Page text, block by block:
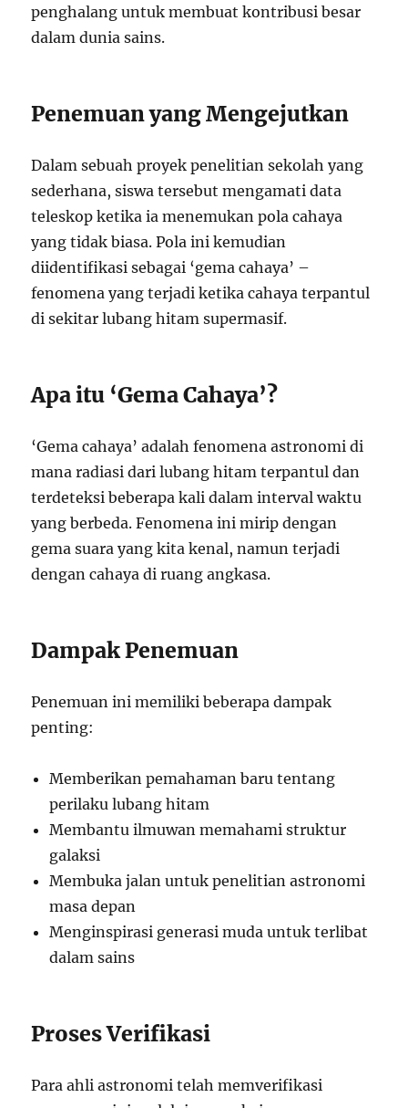
penghalang untuk membuat kontribusi besar
dalam dunia sains.
Penemuan yang Mengejutkan
Dalam sebuah proyek penelitian sekolah yang
sederhana, siswa tersebut mengamati data
teleskop ketika ia menemukan pola cahaya
yang tidak biasa. Pola ini kemudian
diidentifikasi sebagai ‘gema cahaya’ –
fenomena yang terjadi ketika cahaya terpantul
di sekitar lubang hitam supermasif.
Apa itu ‘Gema Cahaya’?
‘Gema cahaya’ adalah fenomena astronomi di
mana radiasi dari lubang hitam terpantul dan
terdeteksi beberapa kali dalam interval waktu
yang berbeda. Fenomena ini mirip dengan
gema suara yang kita kenal, namun terjadi
dengan cahaya di ruang angkasa.
Dampak Penemuan
Penemuan ini memiliki beberapa dampak
penting:
Memberikan pemahaman baru tentang
perilaku lubang hitam
Membantu ilmuwan memahami struktur
galaksi
Membuka jalan untuk penelitian astronomi
masa depan
Menginspirasi generasi muda untuk terlibat
dalam sains
Proses Verifikasi
Para ahli astronomi telah memverifikasi